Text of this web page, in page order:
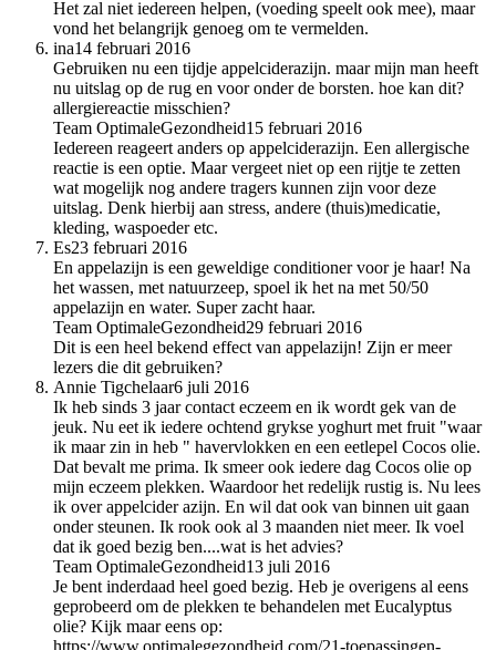
Het zal niet iedereen helpen, (voeding speelt ook mee), maar
vond het belangrijk genoeg om te vermelden.
ina14 februari 2016
Gebruiken nu een tijdje appelciderazijn. maar mijn man heeft
nu uitslag op de rug en voor onder de borsten. hoe kan dit?
allergiereactie misschien?
Team OptimaleGezondheid15 februari 2016
Iedereen reageert anders op appelciderazijn. Een allergische
reactie is een optie. Maar vergeet niet op een rijtje te zetten
wat mogelijk nog andere tragers kunnen zijn voor deze
uitslag. Denk hierbij aan stress, andere (thuis)medicatie,
kleding, waspoeder etc.
Es23 februari 2016
En appelazijn is een geweldige conditioner voor je haar! Na
het wassen, met natuurzeep, spoel ik het na met 50/50
appelazijn en water. Super zacht haar.
Team OptimaleGezondheid29 februari 2016
Dit is een heel bekend effect van appelazijn! Zijn er meer
lezers die dit gebruiken?
Annie Tigchelaar6 juli 2016
Ik heb sinds 3 jaar contact eczeem en ik wordt gek van de
jeuk. Nu eet ik iedere ochtend grykse yoghurt met fruit "waar
ik maar zin in heb " havervlokken en een eetlepel Cocos olie.
Dat bevalt me prima. Ik smeer ook iedere dag Cocos olie op
mijn eczeem plekken. Waardoor het redelijk rustig is. Nu lees
ik over appelcider azijn. En wil dat ook van binnen uit gaan
onder steunen. Ik rook ook al 3 maanden niet meer. Ik voel
dat ik goed bezig ben....wat is het advies?
Team OptimaleGezondheid13 juli 2016
Je bent inderdaad heel goed bezig. Heb je overigens al eens
geprobeerd om de plekken te behandelen met Eucalyptus
olie? Kijk maar eens op: